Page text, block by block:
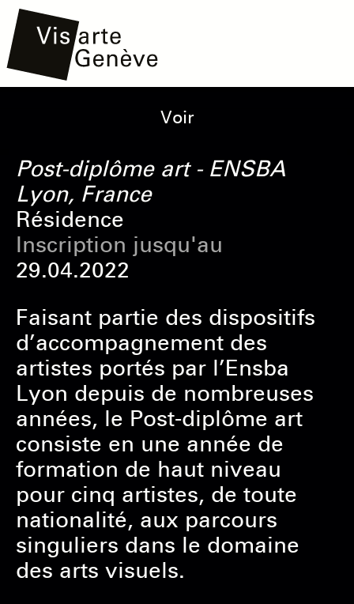
principal
Voir
Post-diplôme art - ENSBA
Lyon, France
Résidence
Inscription jusqu'au
29.04.2022
Faisant partie des dispositifs
d’accompagnement des
artistes portés par l’Ensba
Lyon depuis de nombreuses
années, le Post-diplôme art
consiste en une année de
formation de haut niveau
pour cinq artistes, de toute
nationalité, aux parcours
singuliers dans le domaine
des arts visuels.